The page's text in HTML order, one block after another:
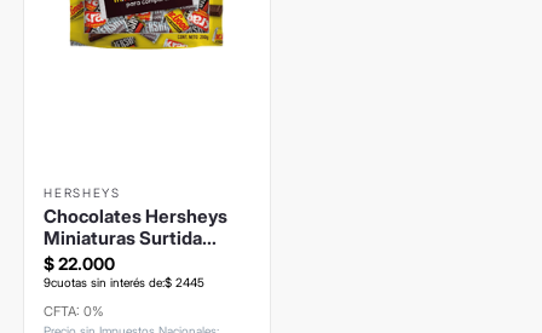
HERSHEYS
Chocolates Hersheys
Miniaturas Surtida
200grs
$22.000
9cuotas sin interés de:$ 2445
CFTA: 0%